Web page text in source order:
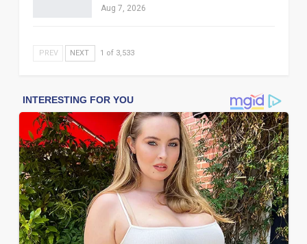
Aug 7, 2026
PREV NEXT 1 of 3,533